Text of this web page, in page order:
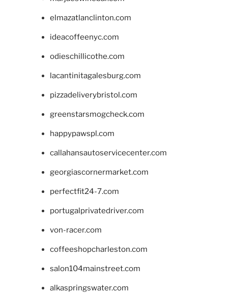
elmazatlanclinton.com
ideacoffeenyc.com
odieschillicothe.com
lacantinitagalesburg.com
pizzadeliverybristol.com
greenstarsmogcheck.com
happypawspl.com
callahansautoservicecenter.com
georgiascornermarket.com
perfectfit24-7.com
portugalprivatedriver.com
von-racer.com
coffeeshopcharleston.com
salon104mainstreet.com
alkaspringswater.com